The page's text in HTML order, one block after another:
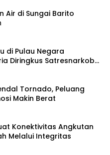
Air di Sungai Barito
di Pulau Negara
Diringkus Satresnarkoba
Tornado, Peluang
Makin Berat
Konektivitas Angkutan
Melalui Integritas